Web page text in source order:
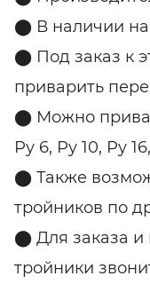
⬤ В наличии на
⬤ Под заказ к
приварить
⬤ Можно
Ру 6, Ру 10, Ру
⬤ Также
тройников по
⬤ Для заказа и
тройники